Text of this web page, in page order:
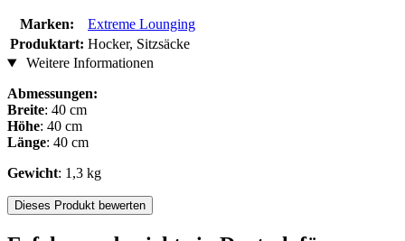
Marken:
Extreme Lounging
Produktart: Hocker, Sitzsäcke
Weitere Informationen
Abmessungen:
Breite: 40 cm
Höhe: 40 cm
Länge: 40 cm
Gewicht: 1,3 kg
Dieses Produkt bewerten